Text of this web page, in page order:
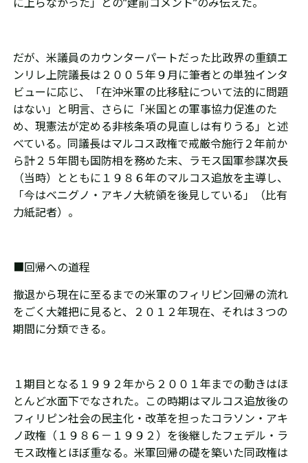
に上らなかった」との”建前コメント”のみ伝えた。
だが、米議員のカウンターパートだった比政界の重鎮エ
ンリレ上院議長は２００５年９月に筆者との単独インタ
ビューに応じ、「在沖米軍の比移駐について法的に問題
はない」と明言、さらに「米国との軍事協力促進のた
め、現憲法が定める非核条項の見直しは有りうる」と述
べている。同議長はマルコス政権で戒厳令施行２年前か
ら計２５年間も国防相を務めた末、ラモス国軍参謀次長
（当時）とともに１９８６年のマルコス追放を主導し、
「今はベニグノ・アキノ大統領を後見している」（比有
力紙記者）。
■回帰への道程
撤退から現在に至るまでの米軍のフィリピン回帰の流れ
をごく大雑把に見ると、２０１２年現在、それは３つの
期間に分類できる。
１期目となる１９９２年から２００１年までの動きはほ
とんど水面下でなされた。この時期はマルコス追放後の
フィリピン社会の民主化・改革を担ったコラソン・アキ
ノ政権（１９８６－１９９２）を後継したフェデル・ラ
モス政権とほぼ重なる。米軍回帰の礎を築いた同政権は